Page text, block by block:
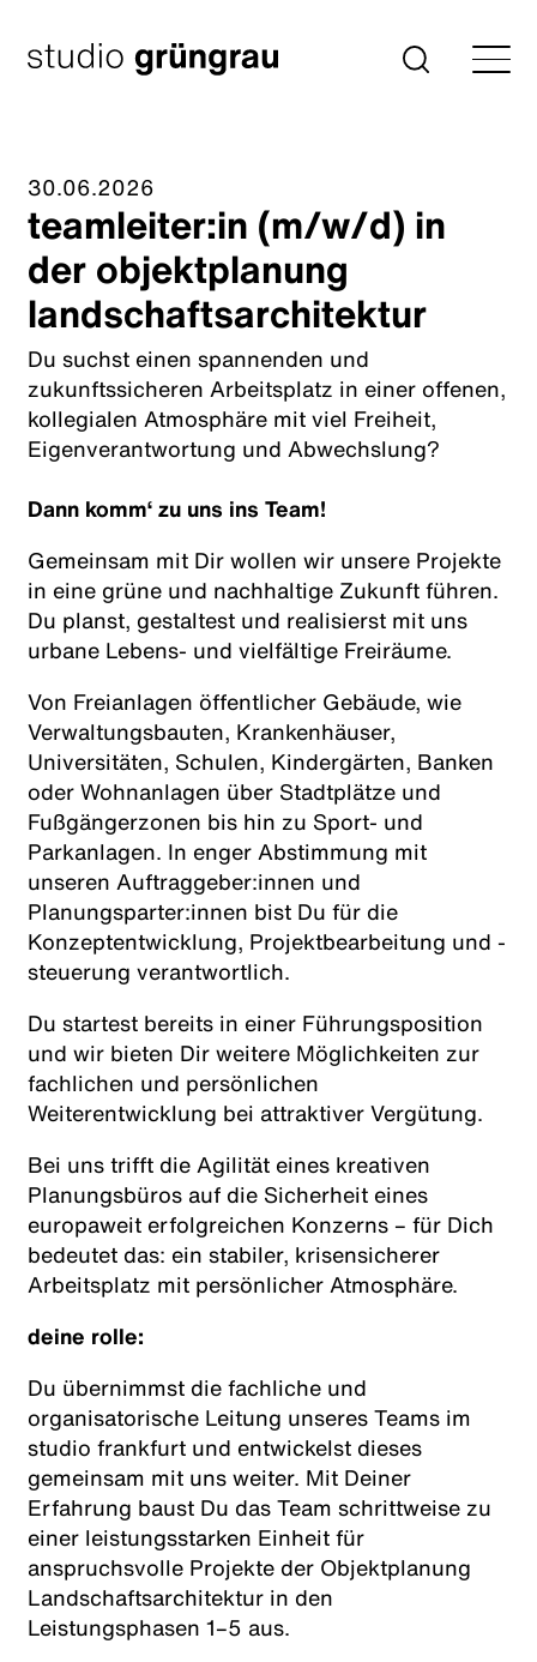
Inhalt
springen
Startseite Suche
30.06.2026
teamleiter:in (m/w/d) in
der objektplanung
landschaftsarchitektur
Du suchst einen spannenden und
zukunftssicheren Arbeitsplatz in einer offenen,
kollegialen Atmosphäre mit viel Freiheit,
Eigenverantwortung und Abwechslung?
Dann komm‘ zu uns ins Team!
Gemeinsam mit Dir wollen wir unsere Projekte
in eine grüne und nachhaltige Zukunft führen.
Du planst, gestaltest und realisierst mit uns
urbane Lebens- und vielfältige Freiräume.
Von Freianlagen öffentlicher Gebäude, wie
Verwaltungsbauten, Krankenhäuser,
Universitäten, Schulen, Kindergärten, Banken
oder Wohnanlagen über Stadtplätze und
Fußgängerzonen bis hin zu Sport- und
Parkanlagen. In enger Abstimmung mit
unseren Auftraggeber:innen und
Planungsparter:innen bist Du für die
Konzeptentwicklung, Projektbearbeitung und -
steuerung verantwortlich.
Du startest bereits in einer Führungsposition
und wir bieten Dir weitere Möglichkeiten zur
fachlichen und persönlichen
Weiterentwicklung bei attraktiver Vergütung.
Bei uns trifft die Agilität eines kreativen
Planungsbüros auf die Sicherheit eines
europaweit erfolgreichen Konzerns – für Dich
bedeutet das: ein stabiler, krisensicherer
Arbeitsplatz mit persönlicher Atmosphäre.
deine rolle:
Du übernimmst die fachliche und
organisatorische Leitung unseres Teams im
studio frankfurt und entwickelst dieses
gemeinsam mit uns weiter. Mit Deiner
Erfahrung baust Du das Team schrittweise zu
einer leistungsstarken Einheit für
anspruchsvolle Projekte der Objektplanung
Landschaftsarchitektur in den
Leistungsphasen 1–5 aus.